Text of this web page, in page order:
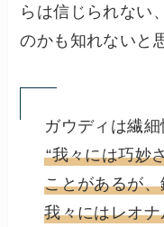
らは信じられない
のかも知れないと
ガウディは繊
“我々には巧妙
ことがあるが
我々にはレオ